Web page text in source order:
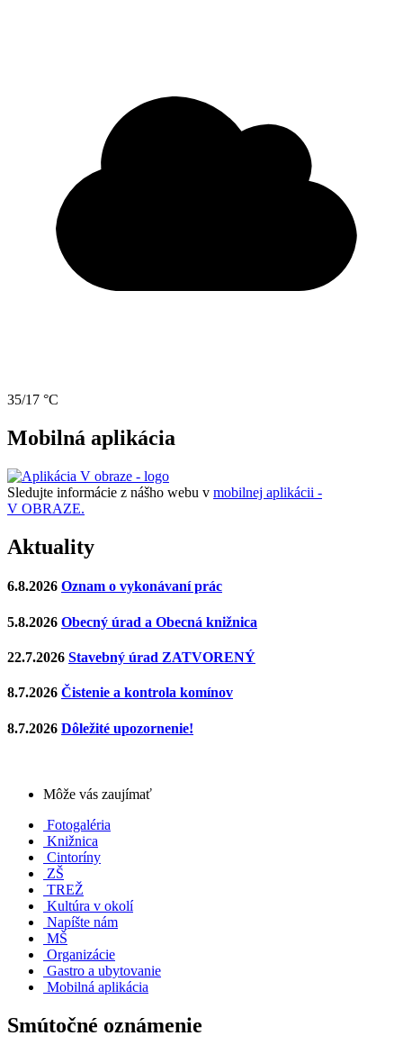
35/17 °C
Mobilná aplikácia
Sledujte informácie z nášho webu v mobilnej aplikácii -
V OBRAZE.
Aktuality
6.8.2026 Oznam o vykonávaní prác
5.8.2026 Obecný úrad a Obecná knižnica
22.7.2026 Stavebný úrad ZATVORENÝ
8.7.2026 Čistenie a kontrola komínov
8.7.2026 Dôležité upozornenie!
Môže vás zaujímať
Fotogaléria
Knižnica
Cintoríny
ZŠ
TREŽ
Kultúra v okolí
Napíšte nám
MŠ
Organizácie
Gastro a ubytovanie
Mobilná aplikácia
Smútočné oznámenie